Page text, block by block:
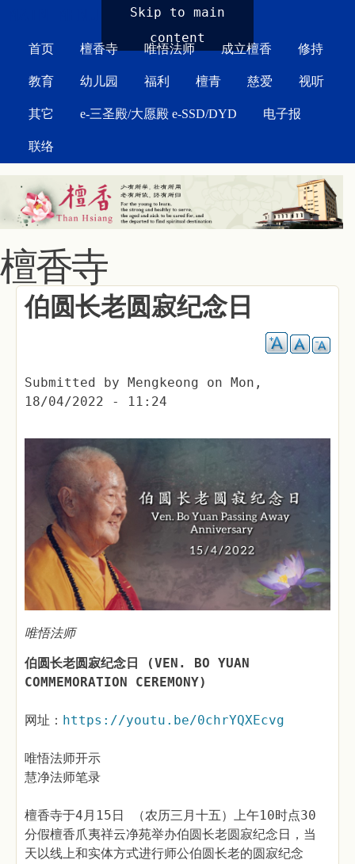
Skip to main
content
首页 檀香寺 唯悟法师 成立檀香 修持
教育 幼儿园 福利 檀青 慈爱 视听
其它 e-三圣殿/大愿殿 e-SSD/DYD 电子报
联络
檀香寺
伯圆长老圆寂纪念日
Submitted by Mengkeong on Mon,
18/04/2022 - 11:24
唯悟法师
伯圆长老圆寂纪念日 (VEN. BO YUAN
COMMEMORATION CEREMONY)
网址： https://youtu.be/0chrYQXEcvg
唯悟法师开示
慧净法师笔录
檀香寺于4月15日 （农历三月十五）上午10时点30
分假檀香爪夷祥云净苑举办伯圆长老圆寂纪念日，当
天以线上和实体方式进行师公伯圆长老的圆寂纪念